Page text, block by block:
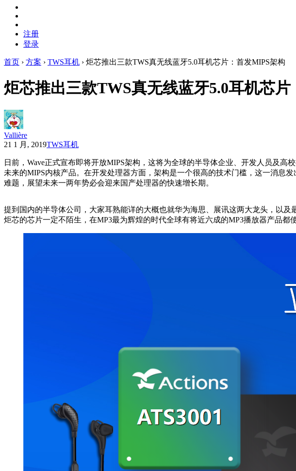
注册
登录
首页 › 方案 › TWS耳机 › 炬芯推出三款TWS真无线蓝牙5.0耳机芯片：首发MIPS架构
炬芯推出三款TWS真无线蓝牙5.0耳机芯
Vallière
21 1 月, 2019TWS耳机
日前，Wave正式宣布即将开放MIPS架构，这将为全球的半导体企业、开发人员及
未来的MIPS内核产品。在开发处理器方面，架构是一个很高的技术门槛，这一消息
难题，展望未来一两年势必会迎来国产处理器的快速增长期。
提到国内的半导体公司，大家耳熟能详的大概也就华为海思、展讯这两大龙头，以
炬芯的芯片一定不陌生，在MP3最为辉煌的时代全球有将近六成的MP3播放器产品都